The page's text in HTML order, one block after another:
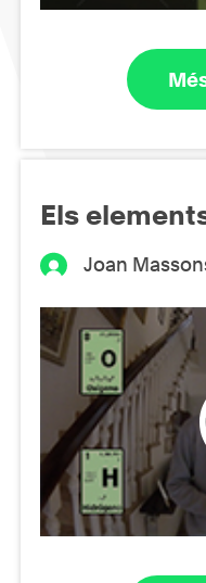
Els
Joan